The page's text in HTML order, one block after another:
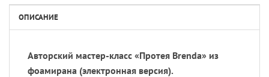
ОПИСАНИЕ
Авторский мастер-класс «Протея Brenda» из
фоамирана (электронная версия).